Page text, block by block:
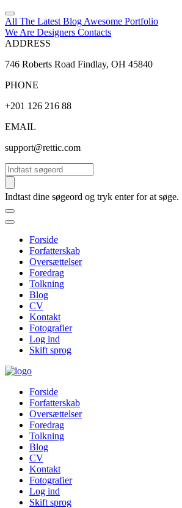
All The Latest Blog Awesome Portfolio
We Are Designers Contacts
ADDRESS
746 Roberts Road Findlay, OH 45840
PHONE
+201 126 216 88
EMAIL
support@rettic.com
Søg
Indtast dine søgeord og tryk enter for at søge.
Forside
Forfatterskab
Oversættelser
Foredrag
Tolkning
Blog
CV
Kontakt
Fotografier
Log ind
Skift sprog
Forside
Forfatterskab
Oversættelser
Foredrag
Tolkning
Blog
CV
Kontakt
Fotografier
Log ind
Skift sprog